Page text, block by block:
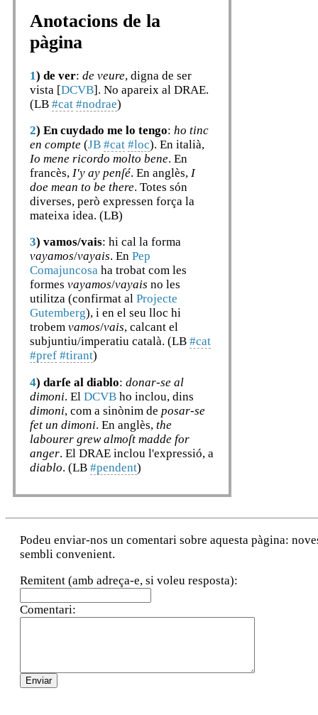
Anotacions de la
pàgina
1) de ver: de veure, digna de ser
vista [DCVB]. No apareix al DRAE.
(LB #cat #nodrae)
2) En cuydado me lo tengo: ho tinc
en compte (JB #cat #loc). En italià,
Io mene ricordo molto bene. En
francès, I'y ay penſé. En anglès, I
doe mean to be there. Totes són
diverses, però expressen força la
mateixa idea. (LB)
3) vamos/vais: hi cal la forma
vayamos/vayais. En Pep
Comajuncosa ha trobat com les
formes vayamos/vayais no les
utilitza (confirmat al Projecte
Gutemberg), i en el seu lloc hi
trobem vamos/vais, calcant el
subjuntiu/imperatiu català. (LB #cat
#pref #tirant)
4) darſe al diablo: donar-se al
dimoni. El DCVB ho inclou, dins
dimoni, com a sinònim de posar-se
fet un dimoni. En anglès, the
labourer grew almoſt madde for
anger. El DRAE inclou l'expressió, a
diablo. (LB #pendent)
Podeu enviar-nos un comentari sobre aquesta pàgina:
sembli convenient.
Remitent (amb adreça-e, si voleu resposta):
Comentari: